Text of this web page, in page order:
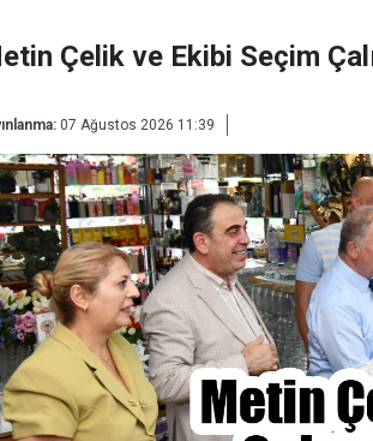
Çelik ve Ekibi Seçim
07 Ağustos 2026 11:39